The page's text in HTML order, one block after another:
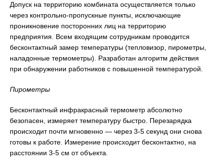
Допуск на территорию комбината осуществляется только
через контрольно-пропускные пункты, исключающие
проникновение посторонних лиц на территорию
предприятия. Всем входящим сотрудникам проводится
бесконтактный замер температуры (тепловизор, пирометры,
наладонные термометры). Разработан алгоритм действия
при обнаружении работников с повышенной температурой.
Пирометры
Бесконтактный инфракрасный термометр абсолютно
безопасен, измеряет температуру быстро. Перезарядка
происходит почти мгновенно — через 3-5 секунд они снова
готовы к работе. Измерение происходит бесконтактно, на
расстоянии 3-5 см от объекта.